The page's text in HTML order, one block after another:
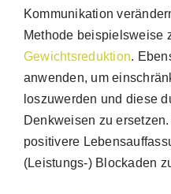
Kommunikation
Methode beispielsweise
Gewichtsreduktion.
anwenden, um
loszuwerden und diese
Denkweisen zu
positivere
(Leistungs-) Blockaden